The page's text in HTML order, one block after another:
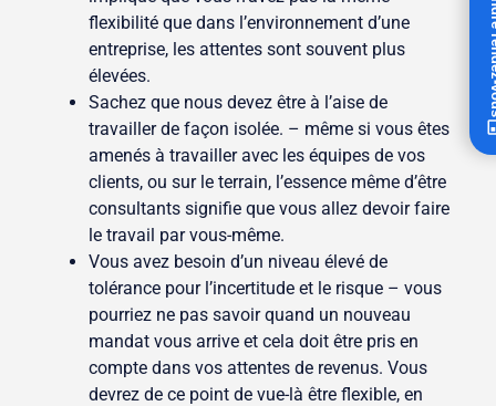
flexibilité que dans l’environnement d’une
entreprise, les attentes sont souvent plus
élevées.
Sachez que nous devez être à l’aise de
travailler de façon isolée. – même si vous êtes
amenés à travailler avec les équipes de vos
clients, ou sur le terrain, l’essence même d’être
consultants signifie que vous allez devoir faire
le travail par vous-même.
Vous avez besoin d’un niveau élevé de
tolérance pour l’incertitude et le risque – vous
pourriez ne pas savoir quand un nouveau
mandat vous arrive et cela doit être pris en
compte dans vos attentes de revenus. Vous
devrez de ce point de vue-là être flexible, en